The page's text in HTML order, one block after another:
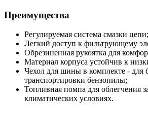
Преимущества
Регулируемая система смазки цепи;
Легкий доступ к фильтрующему
Обрезиненная рукоятка для
Материал корпуса устойчив к
Чехол для шины в комплекте - для
транспортировки бензопилы;
Топливная помпа для облегчения
климатических условиях.